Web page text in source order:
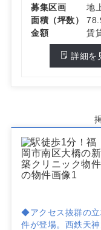
募集区画
地
面積（坪数）
金額
賃
詳細を
◆アクセス抜群の立
件が登場。西鉄天